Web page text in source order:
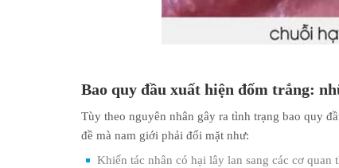
Bao quy đầu xuất hiện đốm trắng:
Tùy theo nguyên nhân gây ra tình trạng bao quy
đề mà nam giới phải đối mặt như:
Khiến tác nhân có hại lây lan sang các cơ